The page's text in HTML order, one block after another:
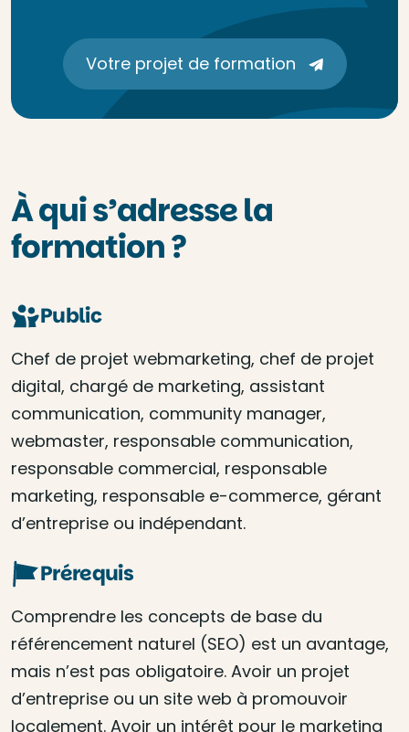
Votre projet de formation
À qui s’adresse la
formation ?
Public
Chef de projet webmarketing, chef de projet
digital, chargé de marketing, assistant
communication, community manager,
webmaster, responsable communication,
responsable commercial, responsable
marketing, responsable e-commerce, gérant
d’entreprise ou indépendant.
Prérequis
Comprendre les concepts de base du
référencement naturel (SEO) est un avantage,
mais n’est pas obligatoire. Avoir un projet
d’entreprise ou un site web à promouvoir
localement. Avoir un intérêt pour le marketing